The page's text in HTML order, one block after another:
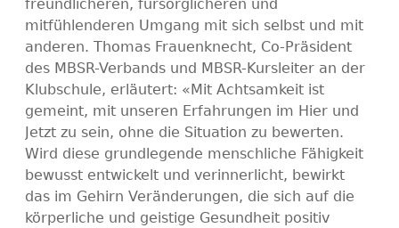
freundlicheren, fürsorglicheren und
mitfühlenderen Umgang mit sich selbst und mit
anderen. Thomas Frauenknecht, Co-Präsident
des MBSR-Verbands und MBSR-Kursleiter an der
Klubschule, erläutert: «Mit Achtsamkeit ist
gemeint, mit unseren Erfahrungen im Hier und
Jetzt zu sein, ohne die Situation zu bewerten.
Wird diese grundlegende menschliche Fähigkeit
bewusst entwickelt und verinnerlicht, bewirkt
das im Gehirn Veränderungen, die sich auf die
körperliche und geistige Gesundheit positiv